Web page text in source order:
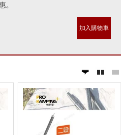
印
。
加入購物車